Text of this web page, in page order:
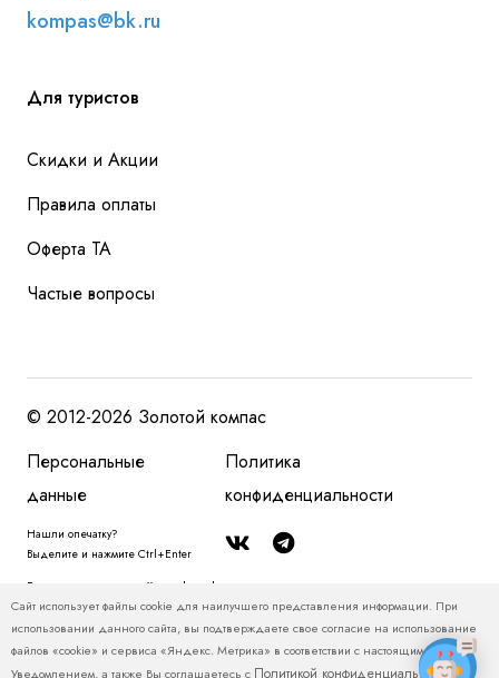
kompas@bk.ru
Для туристов
Скидки и Акции
Правила оплаты
Оферта ТА
Частые вопросы
© 2012-2026 Золотой компас
Персональные
данные
Политика
конфиденциальности
Нашли опечатку?
Выделите и нажмите Ctrl+Enter
Размещенная на сайте zolotoy-kompas.ru информация, в том числе, о
туристских продуктах и ценах на туристские продукты, относится
исключительно к рекламным и справочно-информационным материалам и
не является публичной офертой. Пожалуйста, уточняйте у менеджеров
Сайт использует файлы cookie для наилучшего представления информации. При
использовании данного сайта, вы подтверждаете свое согласие на использование
файлов «cookie» и сервиса «Яндекс. Метрика» в соответствии с настоящим
Уведомлением, а также Вы соглашаетесь с Политикой конфиденциальности.